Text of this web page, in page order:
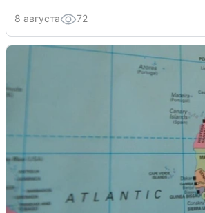
8 августа 72